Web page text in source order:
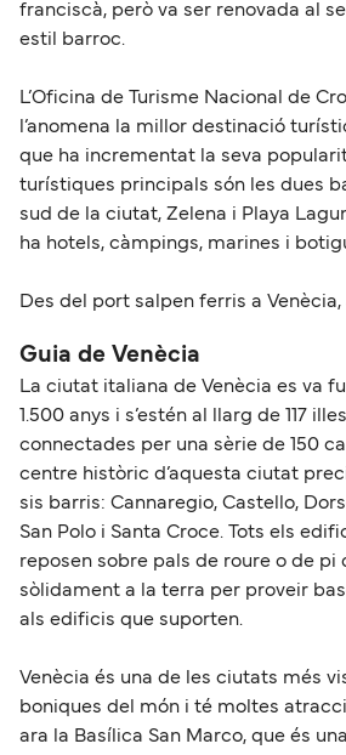
franciscà, però va ser renovada al
estil barroc.
L’Oficina de Turisme Nacional de
l’anomena la millor destinació
que ha incrementat la seva
turístiques principals són les dues
sud de la ciutat, Zelena i Playa
ha hotels, càmpings, marines i
Des del port salpen ferris a Venècia,
Guia de Venècia
La ciutat italiana de Venècia es va
1.500 anys i s’estén al llarg de 117
connectades per una sèrie de 150
centre històric d’aquesta ciutat
sis barris: Cannaregio, Castello,
San Polo i Santa Croce. Tots els
reposen sobre pals de roure o de pi
sòlidament a la terra per proveir
als edificis que suporten.
Venècia és una de les ciutats més
boniques del món i té moltes
ara la Basílica San Marco, que és